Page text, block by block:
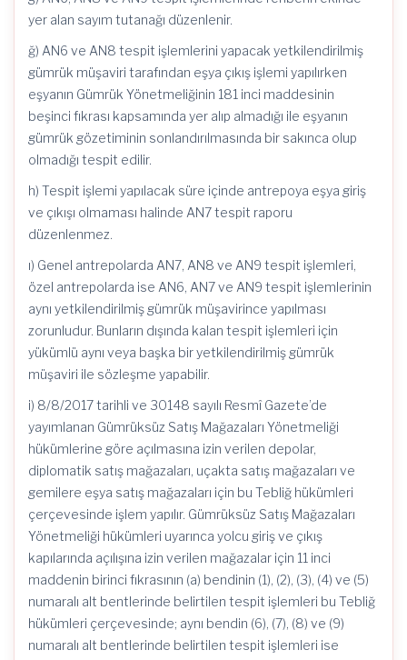
yer alan sayım tutanağı düzenlenir.
ğ) AN6 ve AN8 tespit işlemlerini yapacak yetkilendirilmiş
gümrük müşaviri tarafından eşya çıkış işlemi yapılırken
eşyanın Gümrük Yönetmeliğinin 181 inci maddesinin
beşinci fıkrası kapsamında yer alıp almadığı ile eşyanın
gümrük gözetiminin sonlandırılmasında bir sakınca olup
olmadığı tespit edilir.
h) Tespit işlemi yapılacak süre içinde antrepoya eşya giriş
ve çıkışı olmaması halinde AN7 tespit raporu
düzenlenmez.
ı) Genel antrepolarda AN7, AN8 ve AN9 tespit işlemleri,
özel antrepolarda ise AN6, AN7 ve AN9 tespit işlemlerinin
aynı yetkilendirilmiş gümrük müşavirince yapılması
zorunludur. Bunların dışında kalan tespit işlemleri için
yükümlü aynı veya başka bir yetkilendirilmiş gümrük
müşaviri ile sözleşme yapabilir.
i) 8/8/2017 tarihli ve 30148 sayılı Resmî Gazete’de
yayımlanan Gümrüksüz Satış Mağazaları Yönetmeliği
hükümlerine göre açılmasına izin verilen depolar,
diplomatik satış mağazaları, uçakta satış mağazaları ve
gemilere eşya satış mağazaları için bu Tebliğ hükümleri
çerçevesinde işlem yapılır. Gümrüksüz Satış Mağazaları
Yönetmeliği hükümleri uyarınca yolcu giriş ve çıkış
kapılarında açılışına izin verilen mağazalar için 11 inci
maddenin birinci fıkrasının (a) bendinin (1), (2), (3), (4) ve (5)
numaralı alt bentlerinde belirtilen tespit işlemleri bu Tebliğ
hükümleri çerçevesinde; aynı bendin (6), (7), (8) ve (9)
numaralı alt bentlerinde belirtilen tespit işlemleri ise